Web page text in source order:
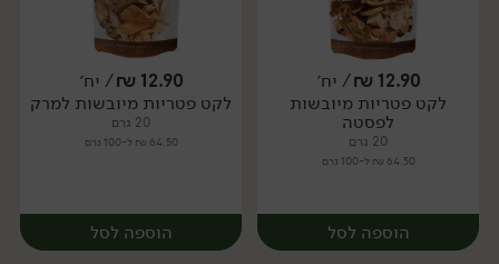
יח׳ יח׳
12.90
₪/ יח׳
לקט פטריות מיובשות
לפסטה
20 גרם
64.50 ₪ ל-100 גרם
הוספה לסל
12.90
₪/ יח׳
לקט פטריות מיובשות למרק
20 גרם
64.50 ₪ ל-100 גרם
הוספה לסל